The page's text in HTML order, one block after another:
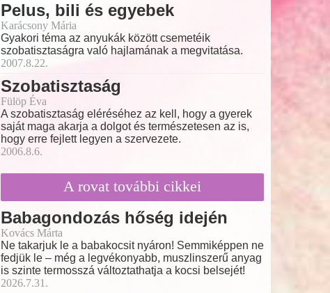
Pelus, bili és egyebek
Karácsony Mária
Gyakori téma az anyukák között csemetéik
szobatisztaságra való hajlamának a megvitatása.
2007.8.22.
Szobatisztaság
Fülöp Éva
A szobatisztaság eléréséhez az kell, hogy a gyerek
saját maga akarja a dolgot és természetesen az is,
hogy erre fejlett legyen a szervezete.
2006.8.6.
A rovat további cikkei
Babagondozás hőség idején
Kovács Márta
Ne takarjuk le a babakocsit nyáron! Semmiképpen ne
fedjük le – még a legvékonyabb, muszlinszerű anyag
is szinte termosszá változtathatja a kocsi belsejét!
2026.7.31.